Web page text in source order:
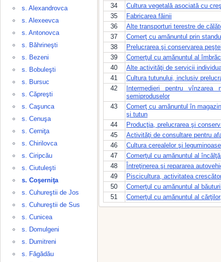
s. Alexandrovca
s. Alexeevca
s. Antonovca
s. Băhrineşti
s. Bezeni
s. Bobuleşti
s. Bursuc
s. Căpreşti
s. Caşunca
s. Cenuşa
s. Cerniţa
s. Chirilovca
s. Ciripcău
s. Ciutuleşti
s. Coşerniţa
s. Cuhureştii de Jos
s. Cuhureştii de Sus
s. Cunicea
s. Domulgeni
s. Dumitreni
s. Făgădău
34
Cultura vegetală asociată cu
35
Fabricarea făinii
36
Alte transporturi terestre de
37
Comerţ cu amănuntul prin
38
Prelucrarea şi conservarea
39
Comerţul cu amănuntul al
40
Alte activităţi de servicii
41
Cultura tutunului, inclusiv
42
Intermedieri pentru
semiproduselor
43
Comerţ cu amănuntul în
şi tutun
44
Producţia, prelucrarea şi
45
Activităţi de consultare pentru
46
Cultura cerealelor şi
47
Comerţul cu amănuntul al
48
Întreţinerea şi repararea
49
Piscicultura, activitatea
50
Comerţul cu amănuntul al
51
Comerţul cu amănuntul al